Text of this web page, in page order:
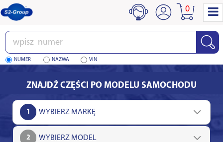
Wpisz
numer
NUMER NAZWA VIN
0
ZNAJDŹ CZĘŚCI PO MODELU SAMOCHODU
1
2